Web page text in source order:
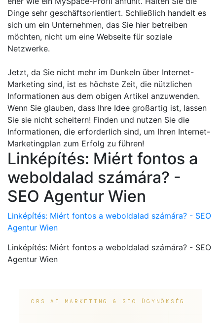
Dinge sehr geschäftsorientiert. Schließlich handelt es
sich um ein Unternehmen, das Sie hier betreiben
möchten, nicht um eine Webseite für soziale
Netzwerke.
Jetzt, da Sie nicht mehr im Dunkeln über Internet-
Marketing sind, ist es höchste Zeit, die nützlichen
Informationen aus dem obigen Artikel anzuwenden.
Wenn Sie glauben, dass Ihre Idee großartig ist, lassen
Sie sie nicht scheitern! Finden und nutzen Sie die
Informationen, die erforderlich sind, um Ihren Internet-
Marketingplan zum Erfolg zu führen!
Linképítés: Miért fontos a
weboldalad számára? -
SEO Agentur Wien
Linképítés: Miért fontos a weboldalad számára? - SEO
Agentur Wien
Linképítés: Miért fontos a weboldalad számára? - SEO
Agentur Wien